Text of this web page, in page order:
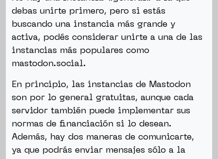
debas unirte primero, pero si estás
buscando una instancia más grande y
activa, podés considerar unirte a una de las
instancias más populares como
mastodon.social.
En principio, las instancias de Mastodon
son por lo general gratuitas, aunque cada
servidor también puede implementar sus
normas de financiación si lo desean.
Además, hay dos maneras de comunicarte,
ya que podrás enviar mensajes sólo a la